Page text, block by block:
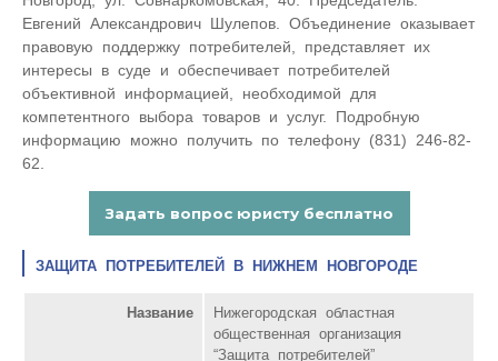
Евгений Александрович Шулепов. Объединение оказывает
правовую поддержку потребителей, представляет их
интересы в суде и обеспечивает потребителей
объективной информацией, необходимой для
компетентного выбора товаров и услуг. Подробную
информацию можно получить по телефону (831) 246-82-
62.
ЗАЩИТА ПОТРЕБИТЕЛЕЙ В НИЖНЕМ НОВГОРОДЕ
Название
Нижегородская областная
общественная организация
“Защита потребителей”